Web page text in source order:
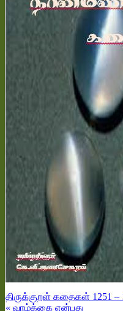
திருக்குறள் கதைகள் 1251 –
« வாழ்க்கை என்பது